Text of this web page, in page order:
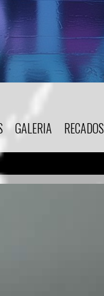
GALERIA RECADOS